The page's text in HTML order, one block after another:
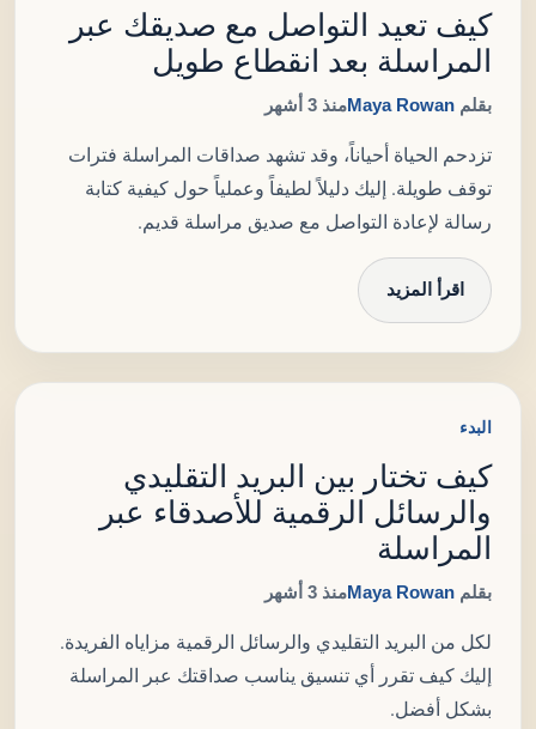
كيف تعيد التواصل مع صديقك عبر
المراسلة بعد انقطاع طويل
بقلم Maya Rowanمنذ 3 أشهر
تزدحم الحياة أحياناً، وقد تشهد صداقات المراسلة فترات
توقف طويلة. إليك دليلاً لطيفاً وعملياً حول كيفية كتابة
رسالة لإعادة التواصل مع صديق مراسلة قديم.
اقرأ المزيد
البدء
كيف تختار بين البريد التقليدي
والرسائل الرقمية للأصدقاء عبر
المراسلة
بقلم Maya Rowanمنذ 3 أشهر
لكل من البريد التقليدي والرسائل الرقمية مزاياه الفريدة.
إليك كيف تقرر أي تنسيق يناسب صداقتك عبر المراسلة
بشكل أفضل.